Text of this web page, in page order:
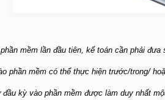
mềm lần đầu tiên, kế toán cần phải
phần mềm có thể thực hiện trước/trong/
kỳ vào phần mềm được làm duy nhất